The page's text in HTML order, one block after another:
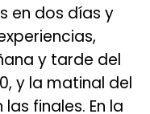
en dos días y
y tarde del
y la matinal del
finales. En la